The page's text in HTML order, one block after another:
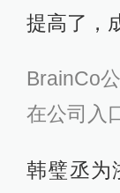
提高了，
BrainCo
在公司入
韩璧丞为